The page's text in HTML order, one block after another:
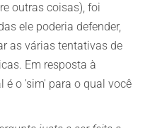
outras coisas), foi
ele poderia defender,
as várias tentativas de
Em resposta à
é o 'sim' para o qual você